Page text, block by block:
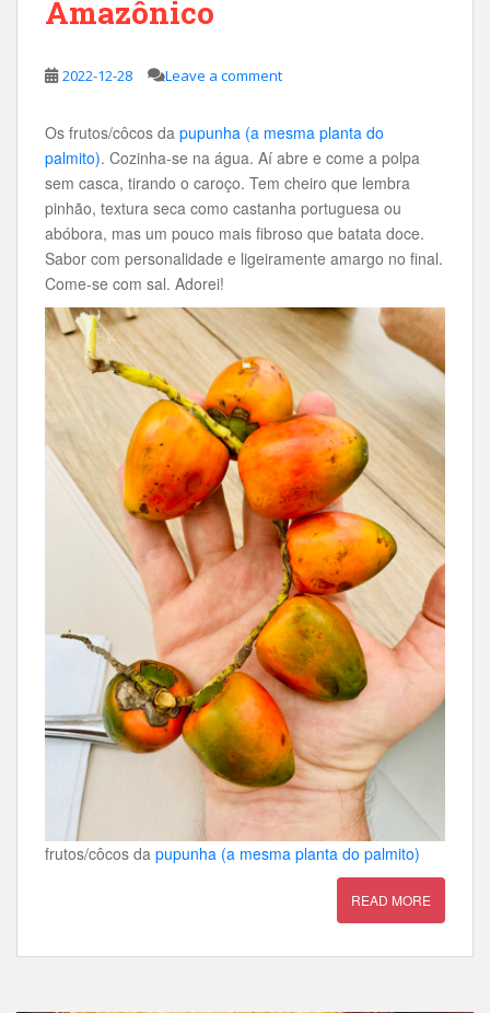
Amazônico
2022-12-28 Leave a comment
Os frutos/côcos da pupunha (a mesma planta do
palmito). Cozinha-se na água. Aí abre e come a polpa
sem casca, tirando o caroço. Tem cheiro que lembra
pinhão, textura seca como castanha portuguesa ou
abóbora, mas um pouco mais fibroso que batata doce.
Sabor com personalidade e ligeiramente amargo no final.
Come-se com sal. Adorei!
frutos/côcos da pupunha (a mesma planta do palmito)
READ MORE